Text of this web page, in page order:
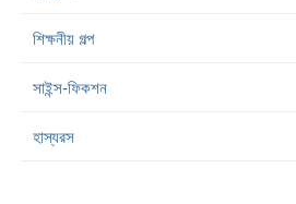
শিক্ষনীয় গল্প
সাইন্স-ফিকশন
হাস্যরস